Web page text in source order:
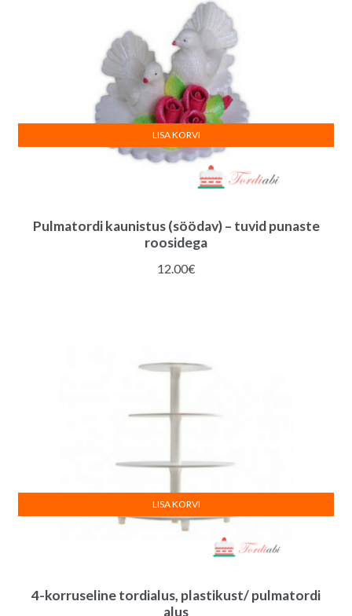
Pulmatordi kaunistus (söödav) – tuvid punaste
roosidega
12.00€
LISA KORVI
4-korruseline tordialus, plastikust/ pulmatordi
alus
LISA KORVI